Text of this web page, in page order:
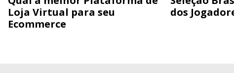
Loja Virtual para seu
Ecommerce
dos